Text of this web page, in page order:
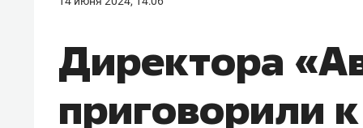
Директора
приговорили
правил, бизнес может
потерять минимум